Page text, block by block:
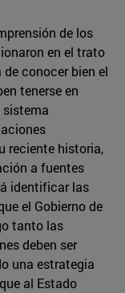
de los
en el trato
conocer bien el
tenerse en
reciente historia,
a fuentes
identificar las
el Gobierno de
tanto las
deben ser
una estrategia
al Estado